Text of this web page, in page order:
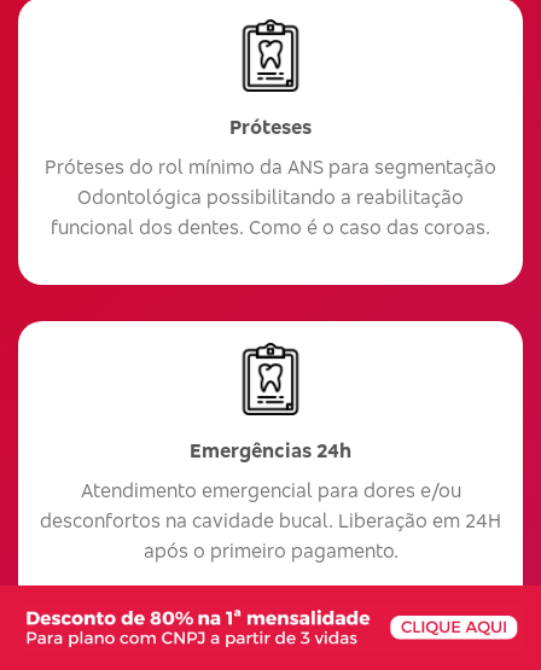
Próteses
Próteses do rol mínimo da ANS para segmentação
Odontológica possibilitando a reabilitação
funcional dos dentes. Como é o caso das coroas.
Emergências 24h
Atendimento emergencial para dores e/ou
desconfortos na cavidade bucal. Liberação em 24H
após o primeiro pagamento.